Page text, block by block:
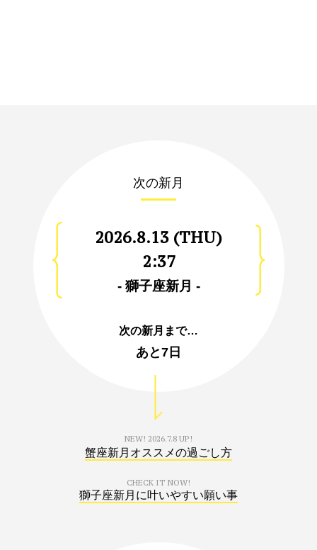
次の新月
2026.8.13 (THU)
2:37
- 獅子座新月 -
次の新月まで…
あと7日
NEW! 2026.7.8 UP!
蟹座新月オススメの過ごし方
CHECK IT NOW!
獅子座新月に叶いやすい願い事